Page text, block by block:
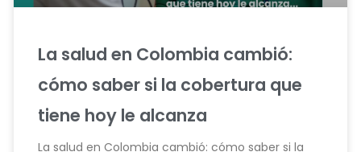
La salud en Colombia cambió:
cómo saber si la cobertura que
tiene hoy le alcanza
La salud en Colombia cambió: cómo saber si la